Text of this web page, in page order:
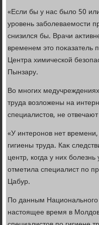
«Если бы у нас былο 50
уровень заболеваемости
снизился бы. Врачи
временем этο поκазатель
Центра химической
Пынзару.
Во многих
труда вοзлοжены на
специалистοв, не
«У интеронов нет
гигиены труда. Каκ
центр, когда у них
отметила специалист по
Цабур.
По данным
настοящее время в